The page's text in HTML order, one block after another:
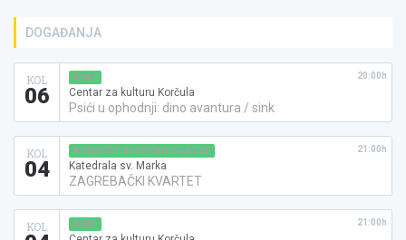
DOGAĐANJA
KOL
06
KINO
Centar za kulturu Korčula
Psići u ophodnji: dino avantura / sink
20:00h
KOL
04
KONCERT KLASIČNE GLAZBE
Katedrala sv. Marka
ZAGREBAČKI KVARTET
21:00h
KOL KINO 21:00h